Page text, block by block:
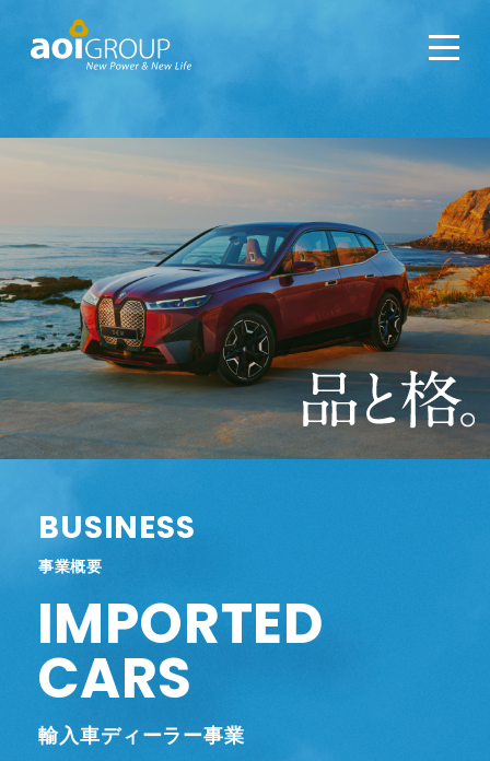
BUSINESS
事業概要
IMPORTED
CARS
輸入車ディーラー事業